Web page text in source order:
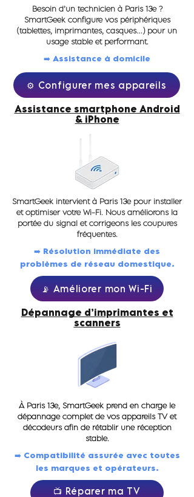
Besoin d’un technicien à Paris 13e ?
SmartGeek configure vos périphériques
(tablettes, imprimantes, casques…) pour un
usage stable et performant.
➡️ Assistance à domicile
⚙️ Configurer mes appareils
Assistance smartphone Android
& iPhone
SmartGeek intervient à Paris 13e pour installer
et optimiser votre Wi-Fi. Nous améliorons la
portée du signal et corrigeons les coupures
fréquentes.
➡️ Résolution immédiate des
problèmes de réseau domestique.
📡 Améliorer mon Wi-Fi
Dépannage d’imprimantes et
scanners
À Paris 13e, SmartGeek prend en charge le
dépannage complet de vos appareils TV et
décodeurs afin de rétablir une réception
stable.
➡️ Compatibilité assurée avec toutes
les marques et opérateurs.
📺 Réparer ma TV